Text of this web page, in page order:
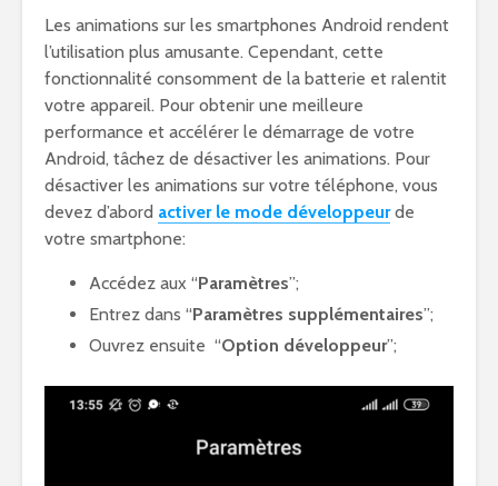
Les animations sur les smartphones Android rendent
l’utilisation plus amusante. Cependant, cette
fonctionnalité consomment de la batterie et ralentit
votre appareil. Pour obtenir une meilleure
performance et accélérer le démarrage de votre
Android, tâchez de désactiver les animations. Pour
désactiver les animations sur votre téléphone, vous
devez d’abord activer le mode développeurde
votre smartphone:
Accédez aux “Paramètres”;
Entrez dans “Paramètres supplémentaires”;
Ouvrez ensuite “Option développeur”;